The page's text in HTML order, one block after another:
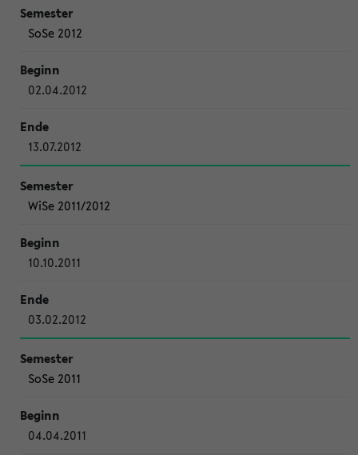
SoSe 2012
02.04.2012
13.07.2012
WiSe 2011/2012
10.10.2011
03.02.2012
SoSe 2011
04.04.2011